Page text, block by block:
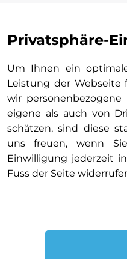
Privatsphäre-
Um Ihnen ein
Leistung der Webseite
wir
eigene als auch von
schätzen, sind diese
uns freuen, wenn
Einwilligung jederzeit
Fuss der Seite